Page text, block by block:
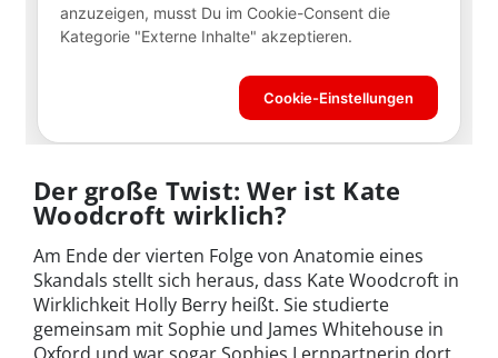
Der große Twist: Wer ist Kate
Woodcroft wirklich?
Am Ende der vierten Folge von Anatomie eines
Skandals stellt sich heraus, dass Kate Woodcroft in
Wirklichkeit Holly Berry heißt. Sie studierte
gemeinsam mit Sophie und James Whitehouse in
Oxford und war sogar Sophies Lernpartnerin dort.